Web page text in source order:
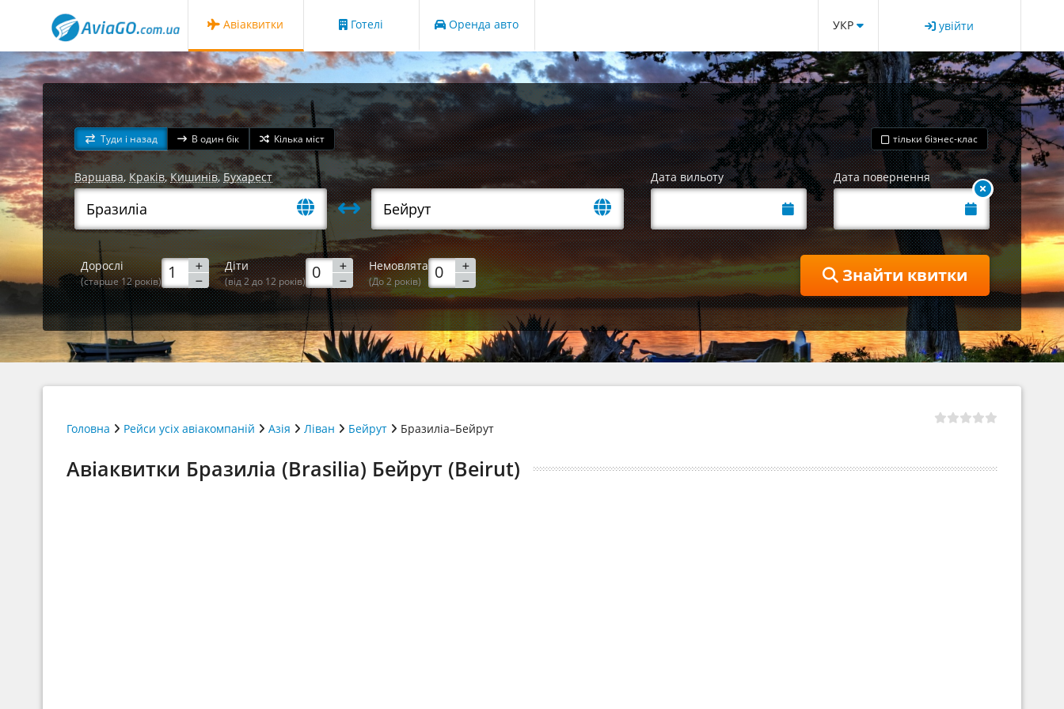
Авіаквитки Готелі Оренда авто УКР увійти
Туди і назад В один бік Кілька міст тільки бізнес-клас
Варшава,Краків,Кишинів,Бухарест Дата вильоту Дата повернення
Дорослі
(старше 12 років)
Діти
(від 2 до 12 років)
Немовлята
(До 2 років) Знайти квитки
Головна Рейси усіх авіакомпаній Азія Ліван Бейрут Бразиліа–Бейрут
Авіаквитки Бразиліа (Brasilia) Бейрут (Beirut)